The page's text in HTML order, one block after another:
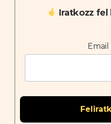
Iratkozz